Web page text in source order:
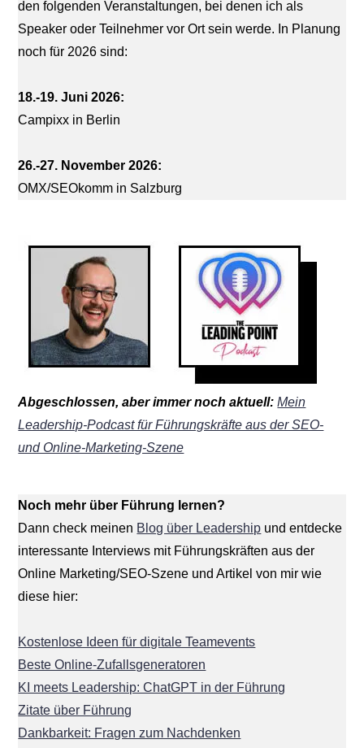
den folgenden Veranstaltungen, bei denen ich als
Speaker oder Teilnehmer vor Ort sein werde. In Planung
noch für 2026 sind:
18.-19. Juni 2026:
Campixx in Berlin
26.-27. November 2026:
OMX/SEOkomm in Salzburg
Abgeschlossen, aber immer noch aktuell:Mein
Leadership-Podcast für Führungskräfte aus der SEO-
und Online-Marketing-Szene
Noch mehr über Führung lernen?
Dann check meinen Blog über Leadership und entdecke
interessante Interviews mit Führungskräften aus der
Online Marketing/SEO-Szene und Artikel von mir wie
diese hier:
Kostenlose Ideen für digitale Teamevents
Beste Online-Zufallsgeneratoren
KI meets Leadership: ChatGPT in der Führung
Zitate über Führung
Dankbarkeit: Fragen zum Nachdenken